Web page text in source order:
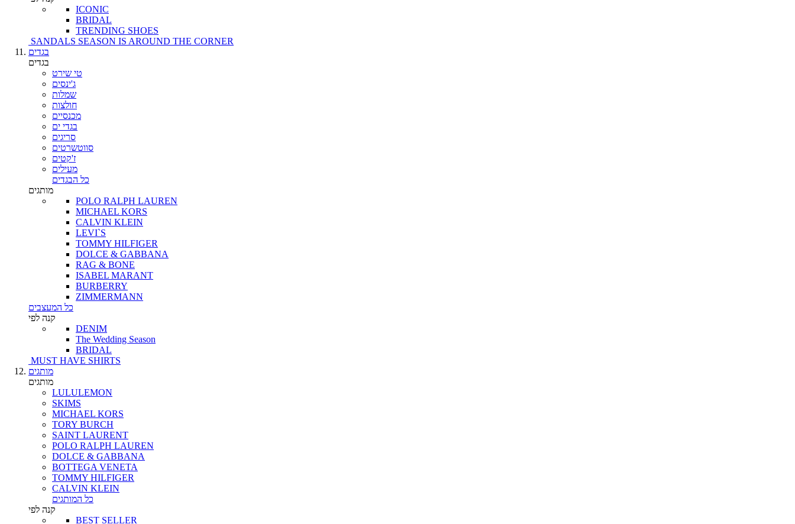
ICONIC
BRIDAL
TRENDING SHOES
SANDALS SEASON IS AROUND THE CORNER
בגדים
בגדים
טי שירט
ג'ינסים
שמלות
חולצות
מכנסיים
בגדי ים
סריגים
סווטשרטים
ז'קטים
מעילים
כל הבגדים
מותגים
POLO RALPH LAUREN
MICHAEL KORS
CALVIN KLEIN
LEVI`S
TOMMY HILFIGER
DOLCE & GABBANA
RAG & BONE
ISABEL MARANT
BURBERRY
ZIMMERMANN
כל המעצבים
קנה לפי
DENIM
The Wedding Season
BRIDAL
MUST HAVE SHIRTS
מותגים
מותגים
LULULEMON
SKIMS
MICHAEL KORS
TORY BURCH
SAINT LAURENT
POLO RALPH LAUREN
DOLCE & GABBANA
BOTTEGA VENETA
TOMMY HILFIGER
CALVIN KLEIN
כל המותגים
קנה לפי
BEST SELLER